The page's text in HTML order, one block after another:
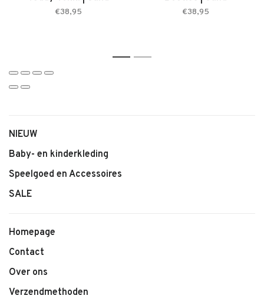
• Geschikt voor thuis en onderweg
€38,95 €38,95
1 2
NIEUW
Baby- en kinderkleding
Speelgoed en Accessoires
SALE
Homepage
Contact
Over ons
Verzendmethoden